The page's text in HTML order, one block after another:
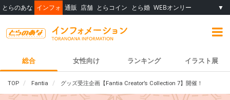
とらのあな インフォ 通販 店舗 とらコイン とら婚 WEBオンリー ▼
総合 女性向け ランキング イラスト展
TOP Fantia グッズ受注企画【Fantia Creator’s Collection 7】開催！